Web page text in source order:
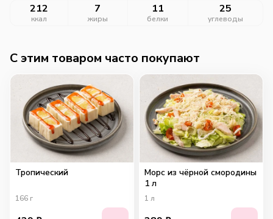
212
ккал
7
жиры
11
белки
25
углеводы
C этим товаром часто покупают
Тропический
166 г
Морс из чёрной смородины
1 л
1 л